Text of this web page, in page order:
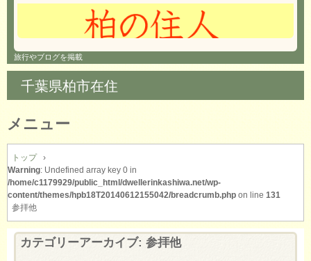
旅行やブログを掲載
千葉県柏市在住
メニュー
コ
ン
テ
ン
ツ
へ
ス
トップ
›
Warning: Undefined array key 0 in
/home/c1179929/public_html/dwellerinkashiwa.net/wp-
content/themes/hpb18T20140612155042/breadcrumb.php on line 131
参拝他
カテゴリーアーカイブ: 参拝他